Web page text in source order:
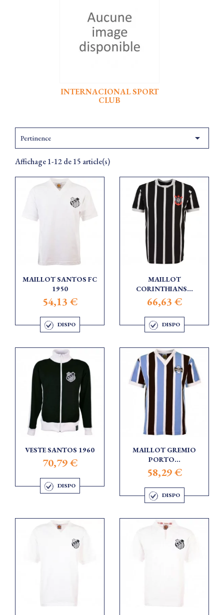
INTERNACIONAL SPORT
CLUB
Pertinence 
Affichage 1-12 de 15 article(s)
MAILLOT SANTOS FC
1950
54,13 €
DISPO
MAILLOT
CORINTHIANS...
66,63 €
DISPO
VESTE SANTOS 1960
70,79 €
DISPO
MAILLOT GREMIO
PORTO...
58,29 €
DISPO